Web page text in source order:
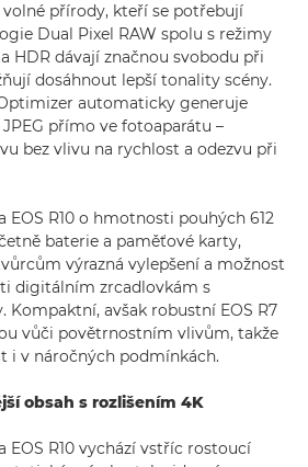
přírody, kteří se potřebují
Dual Pixel RAW spolu s režimy
HDR dávají značnou svobodu při
dosáhnout lepší tonality scény.
automaticky generuje
přímo ve fotoaparátu –
bez vlivu na rychlost a odezvu při
EOS R10 o hmotnosti pouhých 612
baterie a paměťové karty,
výrazná vylepšení a možnost
digitálním zrcadlovkám s
Kompaktní, avšak robustní EOS R7
vůči povětrnostním vlivům, takže
i v náročných podmínkách.
obsah s rozlišením 4K
EOS R10 vychází vstříc rostoucí